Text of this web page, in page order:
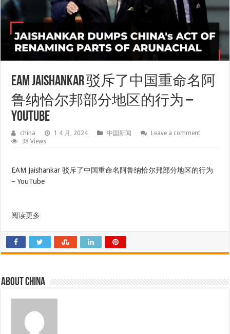
EAM Jaishankar 驳斥了中国重命名阿
鲁纳恰尔邦部分地区的行为 –
YouTube
china 1 4 月, 2024 中国新闻
Leave a comment
38 Views
EAM Jaishankar 驳斥了中国重命名阿鲁纳恰尔邦部分地区的行为
– YouTube
阅读更多
About china